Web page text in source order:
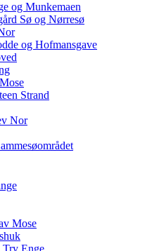
og Munkemaen
Sø og Nørresø
og Hofmansgave
Strand
Nor
Mose
Enge